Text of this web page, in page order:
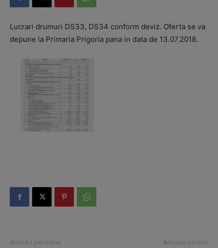
Lucrari drumuri DS33, DS34 conform deviz. Oferta se va
depune la Primaria Prigoria pana in data de 13.07.2018.
Articolul precedent Articolul următor